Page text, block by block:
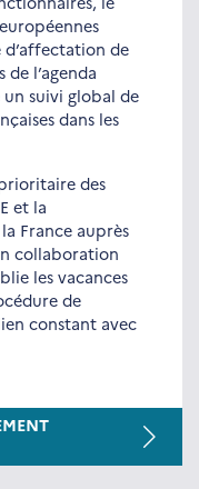
d’affectation de
l’agenda
un suivi global de
dans les
des
et la
France auprès
collaboration
les vacances
de
constant avec